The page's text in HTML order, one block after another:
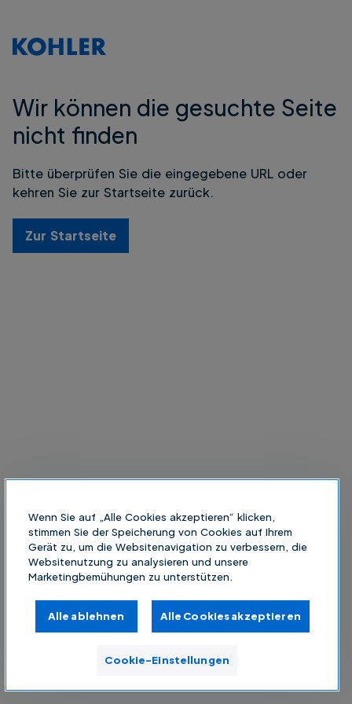
Wir können die gesuchte Seite
nicht finden
Bitte überprüfen Sie die eingegebene URL oder
kehren Sie zur Startseite zurück.
Zur Startseite
Wenn Sie auf „Alle Cookies akzeptieren“ klicken,
stimmen Sie der Speicherung von Cookies auf Ihrem
Gerät zu, um die Websitenavigation zu verbessern, die
Websitenutzung zu analysieren und unsere
Marketingbemühungen zu unterstützen.
Alle ablehnen Alle Cookies akzeptieren
Cookie-Einstellungen